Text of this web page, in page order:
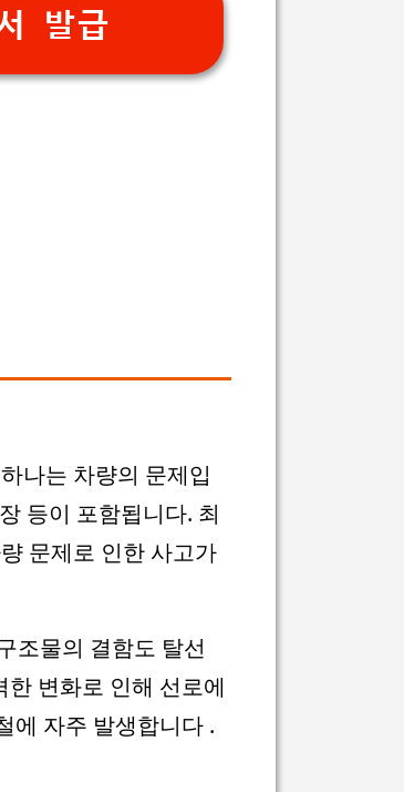
발급
나는 차량의 문제입
등이 포함됩니다. 최
문제로 인한 사고가
조물의 결함도 탈선
변화로 인해 선로에
에 자주 발생합니다 .